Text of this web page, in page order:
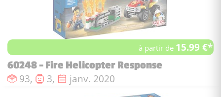
à partir de 15.99 €*
60248 - Fire Helicopter Response
Nombre de pièces :
93, Nombre de figurines :
3, Date de sortie :
janv. 2020